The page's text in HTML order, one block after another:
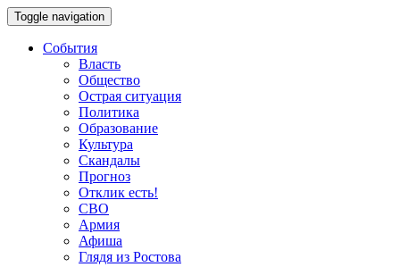
Toggle navigation
События
Власть
Общество
Острая ситуация
Политика
Образование
Культура
Скандалы
Прогноз
Отклик есть!
СВО
Армия
Афиша
Глядя из Ростова